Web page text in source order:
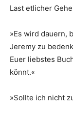
Last etlicher
»Es wird dauern,
Jeremy zu
Euer liebstes
könnt.«
»Sollte ich nicht